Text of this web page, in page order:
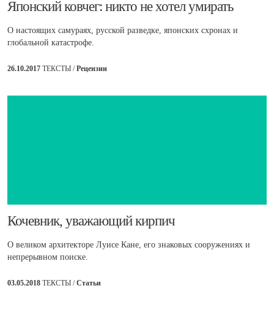
​Японский ковчег: никто не хотел умирать
О настоящих самураях, русской разведке, японских схронах и
глобальной катастрофе.
26.10.2017 ТЕКСТЫ /Рецензии
Кочевник, уважающий кирпич
О великом архитекторе Луисе Кане, его знаковых сооружениях и
непрерывном поиске.
03.05.2018 ТЕКСТЫ /Статьи